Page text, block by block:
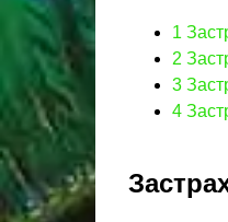
1
2
3
4